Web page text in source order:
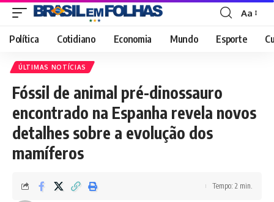
Font
Resizer
Aa
Política Cotidiano Economia Mundo Esporte
ÚLTIMAS NOTÍCIAS
Fóssil de animal pré-dinossauro
encontrado na Espanha revela novos
detalhes sobre a evolução dos
mamíferos
Tempo: 2 min.